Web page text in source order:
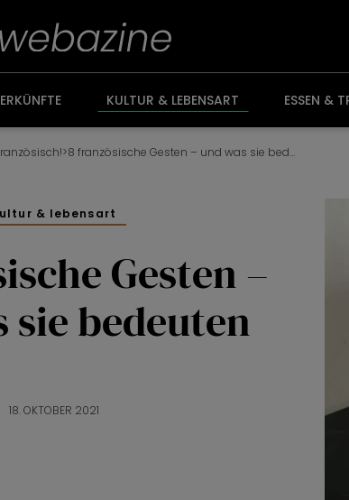
KULTUR & LEBENSART ESSEN &
> 8 französische Gesten – und was sie bedeuten
& lebensart
Gesten –
sie bedeuten
18. OKTOBER 2021